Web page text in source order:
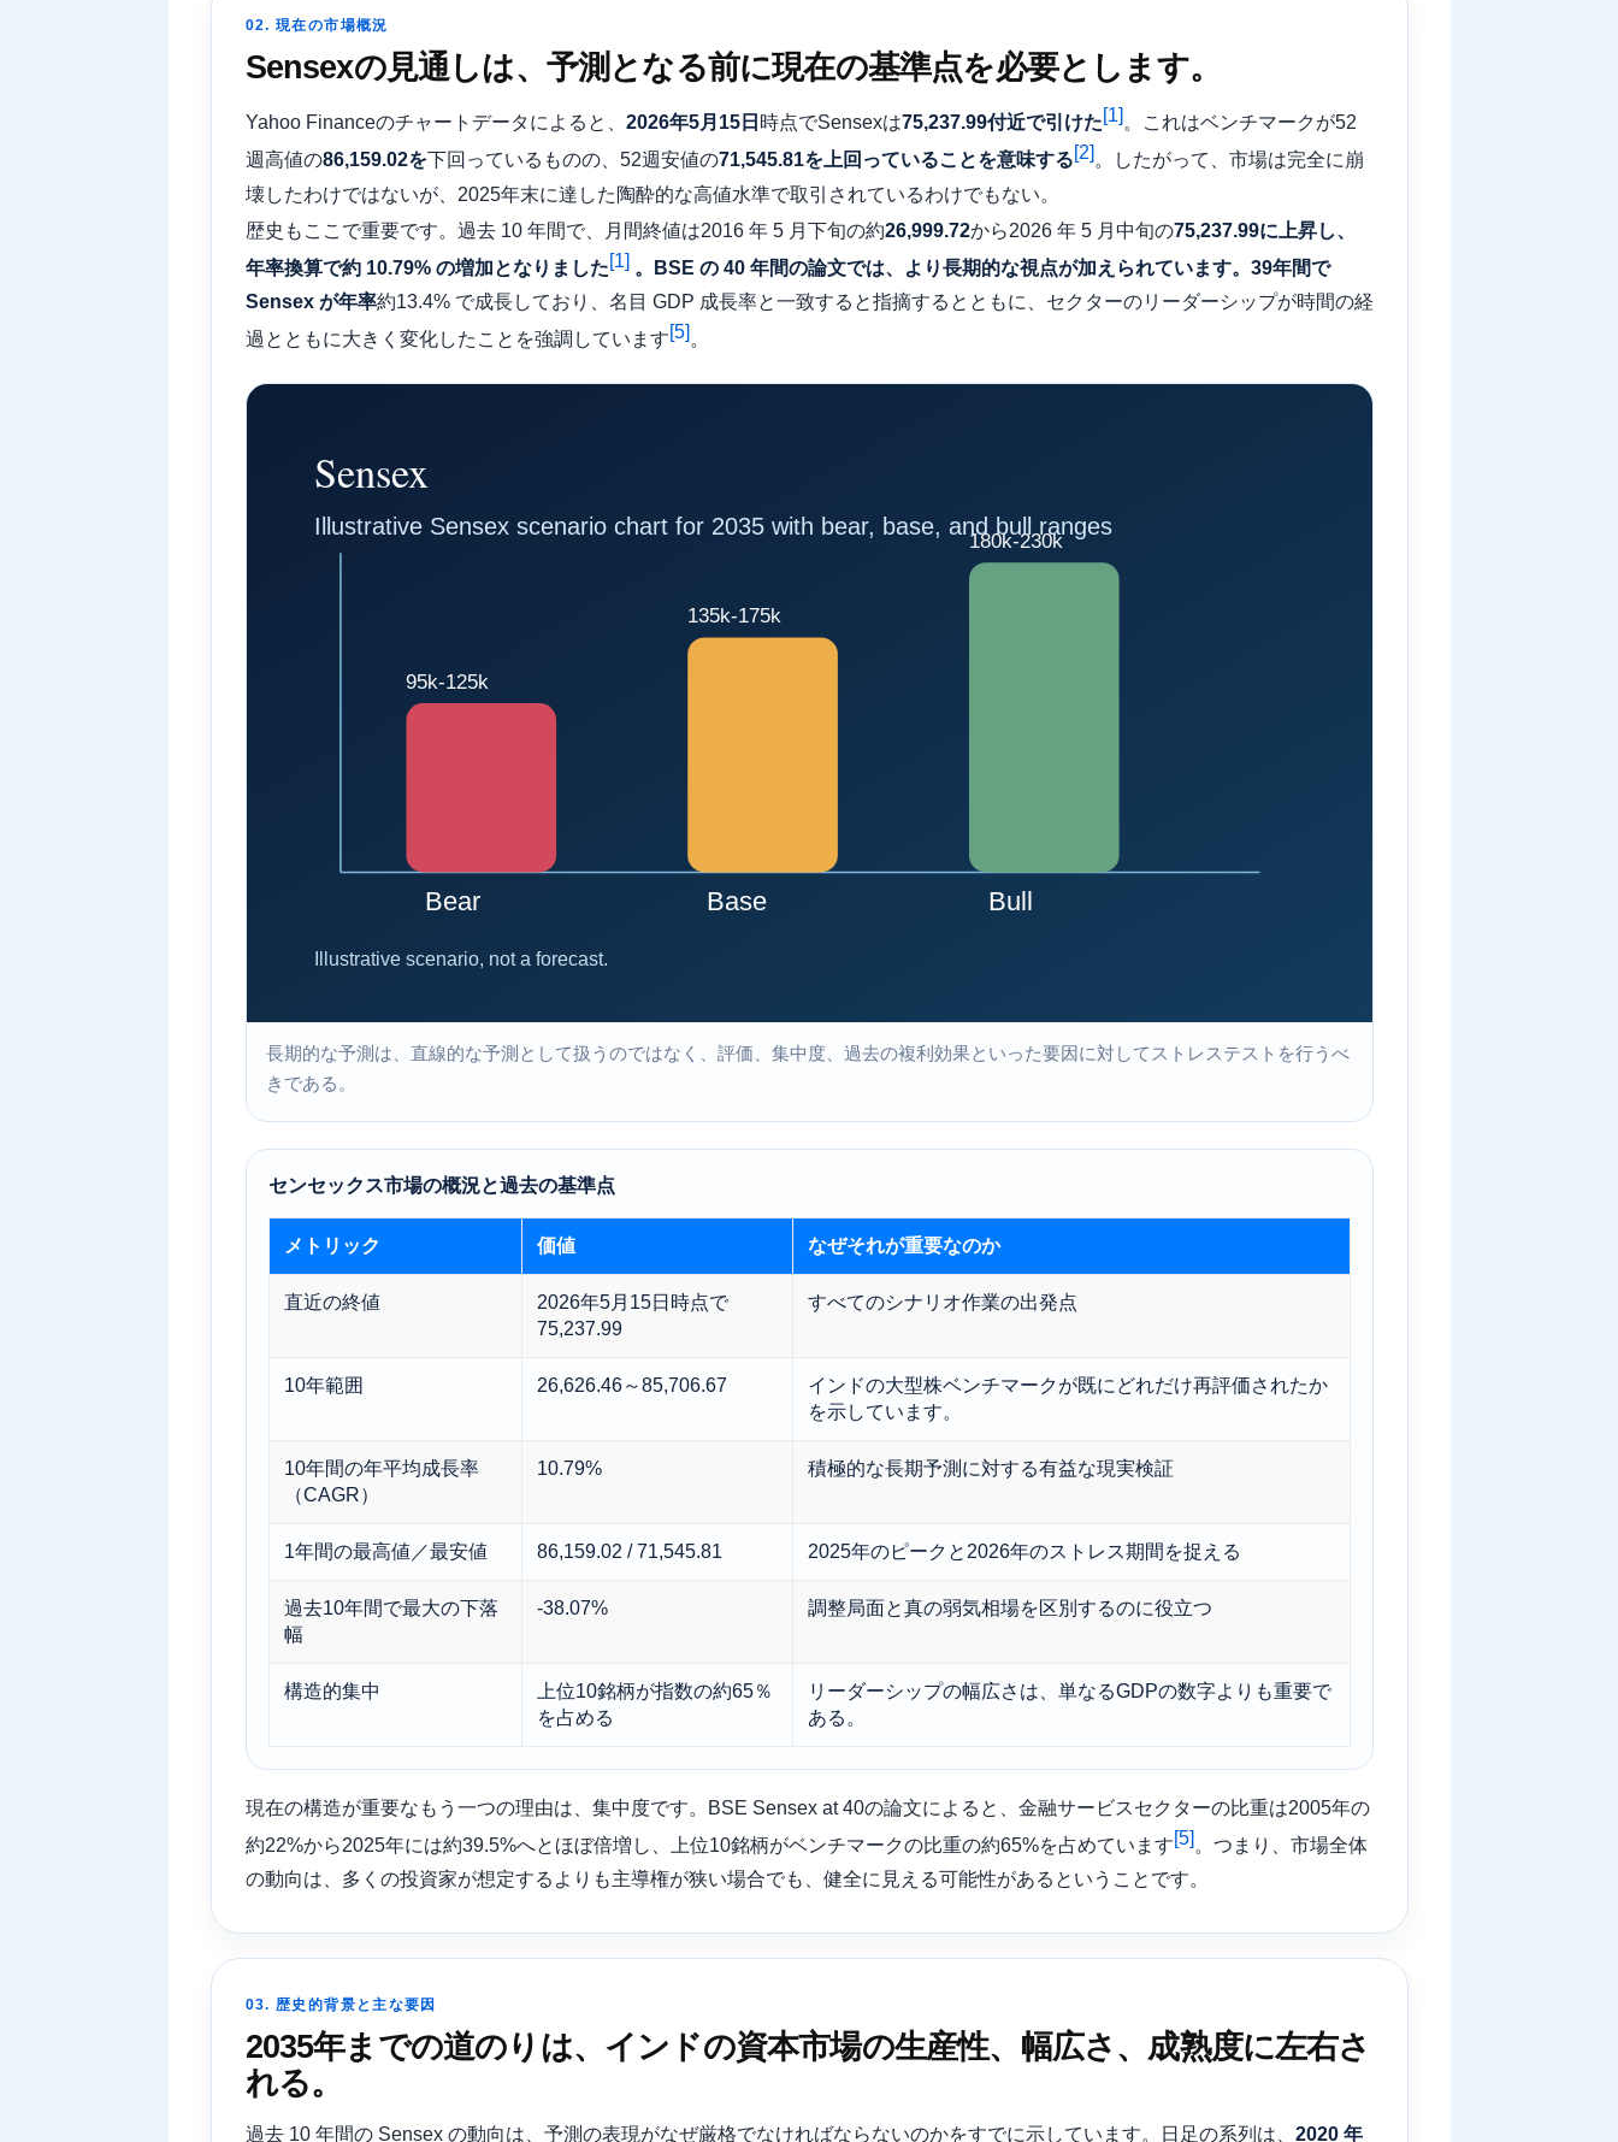
02. 現在の市場概況
Sensexの見通しは、予測となる前に現在の基準点を必要とします。
Yahoo Financeのチャートデータによると、 2026年5月15日 時点でSensexは75,237.99付近で引けた[1]。これはベンチマークが52
週高値の86,159.02を下回っているものの、52週安値の71,545.81を上回っていることを意味する[2]。したがって、市場は完全に崩
壊したわけではないが、2025年末に達した陶酔的な高値水準で取引されているわけでもない。
歴史もここで重要です。過去 10 年間で、月間終値は2016 年 5 月下旬の約26,999.72から2026 年 5 月中旬の75,237.99に上昇し、
年率換算で約 10.79% の増加となりました[1]。BSE の 40 年間の論文では、より長期的な視点が加えられています。39年間で
Sensex が年率約13.4% で成長しており、名目 GDP 成長率と一致すると指摘するとともに、セクターのリーダーシップが時間の経
過とともに大きく変化したことを強調しています[5]。
長期的な予測は、直線的な予測として扱うのではなく、評価、集中度、過去の複利効果といった要因に対してストレステストを行うべ
きである。
センセックス市場の概況と過去の基準点
メトリック 価値 なぜそれが重要なのか
直近の終値
2026年5月15日時点で
75,237.99
すべてのシナリオ作業の出発点
10年範囲 26,626.46～85,706.67
インドの大型株ベンチマークが既にどれだけ再評価されたか
を示しています。
10年間の年平均成長率
（CAGR）
10.79% 積極的な長期予測に対する有益な現実検証
1年間の最高値／最安値 86,159.02 / 71,545.81 2025年のピークと2026年のストレス期間を捉える
過去10年間で最大の下落
幅
-38.07% 調整局面と真の弱気相場を区別するのに役立つ
構造的集中
上位10銘柄が指数の約65％
を占める
リーダーシップの幅広さは、単なるGDPの数字よりも重要で
ある。
現在の構造が重要なもう一つの理由は、集中度です。BSE Sensex at 40の論文によると、金融サービスセクターの比重は2005年の
約22%から2025年には約39.5%へとほぼ倍増し、上位10銘柄がベンチマークの比重の約65%を占めています[5]。つまり、市場全体
の動向は、多くの投資家が想定するよりも主導権が狭い場合でも、健全に見える可能性があるということです。
03. 歴史的背景と主な要因
2035年までの道のりは、インドの資本市場の生産性、幅広さ、成熟度に左右さ
れる。
過去 10 年間の Sensex の動向は、予測の表現がなぜ厳格でなければならないのかをすでに示しています。日足の系列は、 2020 年